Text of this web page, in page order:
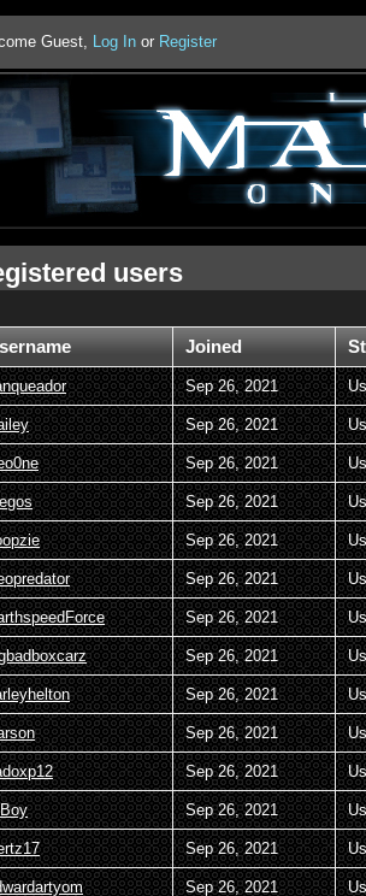
Guest, Log In or Register
users
Joined
Sep 26, 2021
Sep 26, 2021
Sep 26, 2021
Sep 26, 2021
Sep 26, 2021
Sep 26, 2021
Sep 26, 2021
Sep 26, 2021
Sep 26, 2021
Sep 26, 2021
Sep 26, 2021
Sep 26, 2021
Sep 26, 2021
Sep 26, 2021